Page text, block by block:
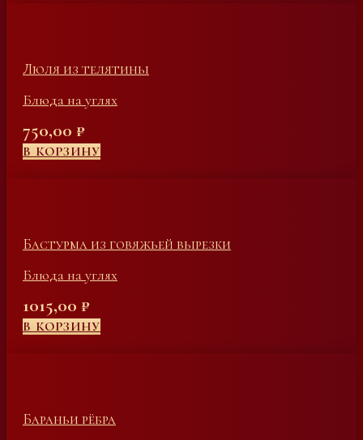
Люля из телятины
Блюда на углях
750,00 ₽
В КОРЗИНУ
Бастурма из говяжьей вырезки
Блюда на углях
1015,00 ₽
В КОРЗИНУ
Бараньи рёбра